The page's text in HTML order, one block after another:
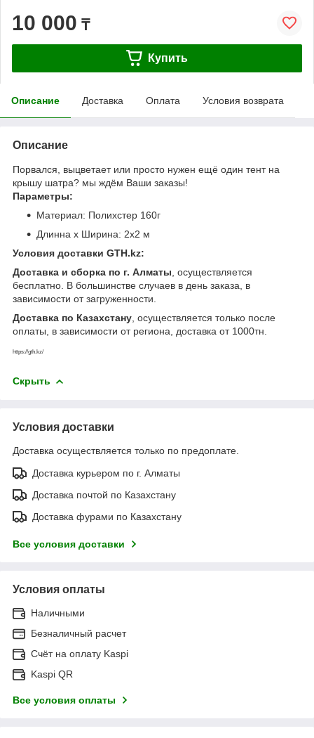
10 000 ₸
Купить
Описание Доставка Оплата Условия возврата
Описание
Порвался, выцветает или просто нужен ещё один тент на
крышу шатра? мы ждём Ваши заказы!
Параметры:
Материал: Полихстер 160г
Длинна х Ширина: 2х2 м
Условия доставки GTH.kz:
Доставка и сборка по г. Алматы , осуществляется
бесплатно. В большинстве случаев в день заказа, в
зависимости от загруженности.
Доставка по Казахстану , осуществляется только после
оплаты, в зависимости от региона, доставка от 1000тн.
https://gth.kz/
Скрыть
Условия доставки
Доставка осуществляется только по предоплате.
Доставка курьером по г. Алматы
Доставка почтой по Казахстану
Доставка фурами по Казахстану
Все условия доставки
Условия оплаты
Наличными
Безналичный расчет
Счёт на оплату Kaspi
Kaspi QR
Все условия оплаты